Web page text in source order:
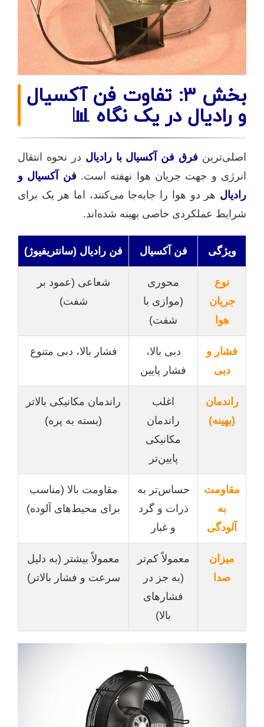
بخش ۳: تفاوت فن آکسیال
و رادیال در یک نگاه 📊
اصلی‌ترین فرق فن آکسیال با رادیال در نحوه انتقال
انرژی و جهت جریان هوا نهفته است. فن آکسیال و
رادیال هر دو هوا را جابه‌جا می‌کنند، اما هر یک برای
شرایط عملکردی خاصی بهینه شده‌اند.
ویژگی فن آکسیال فن رادیال (سانتریفیوژ)
نوع
جریان
هوا
محوری
(موازی با
شفت)
شعاعی (عمود بر
شفت)
فشار و
دبی
دبی بالا،
فشار پایین
فشار بالا، دبی متنوع
راندمان
(بهینه)
اغلب
راندمان
مکانیکی
پایین‌تر
راندمان مکانیکی بالاتر
(بسته به پره)
مقاومت
به
آلودگی
حساس‌تر به
ذرات و گرد
و غبار
مقاومت بالا (مناسب
برای محیط‌های آلوده)
میزان
صدا
معمولاً کم‌تر
(به جز در
فشارهای
بالا)
معمولاً بیشتر (به دلیل
سرعت و فشار بالاتر)